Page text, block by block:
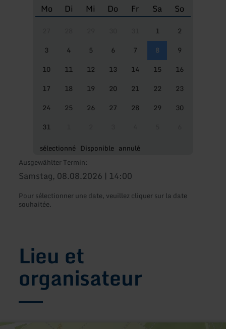
Mo Di Mi Do Fr Sa So
1
2
3
4 5 6 7 8
9
10
11 12 13 14 15
16
17
18 19 20 21 22
23
24
25 26 27 28 29
30
31
sélectionné Disponible annulé
Ausgewählter Termin:
Samstag, 08.08.2026 | 14:00
Pour sélectionner une date, veuillez cliquer sur la date
souhaitée.
Lieu et
organisateur